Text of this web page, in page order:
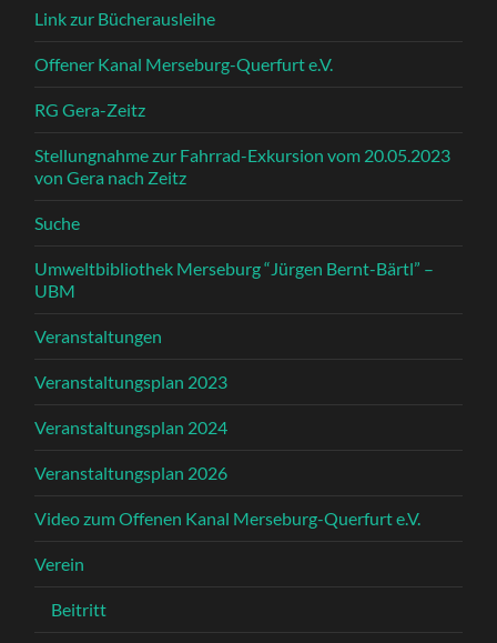
Link zur Bücherausleihe
Offener Kanal Merseburg-Querfurt e.V.
RG Gera-Zeitz
Stellungnahme zur Fahrrad-Exkursion vom 20.05.2023
von Gera nach Zeitz
Suche
Umweltbibliothek Merseburg “Jürgen Bernt-Bärtl” –
UBM
Veranstaltungen
Veranstaltungsplan 2023
Veranstaltungsplan 2024
Veranstaltungsplan 2026
Video zum Offenen Kanal Merseburg-Querfurt e.V.
Verein
Beitritt